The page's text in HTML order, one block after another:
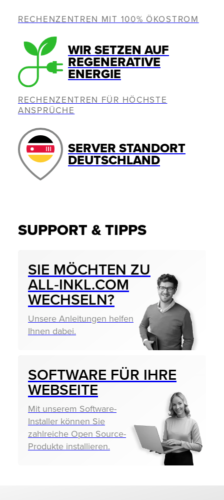
RECHENZENTREN MIT 100% ÖKOSTROM
WIR SETZEN AUF
REGENERATIVE
ENERGIE
RECHENZENTREN FÜR HÖCHSTE
ANSPRÜCHE
SERVER STANDORT
DEUTSCHLAND
SUPPORT & TIPPS
SIE MÖCHTEN ZU
ALL‑INKL.COM
WECHSELN?
Unsere Anleitungen helfen
Ihnen dabei.
SOFTWARE FÜR IHRE
WEBSEITE
Mit unserem Software-
Installer können Sie
zahlreiche Open Source-
Produkte installieren.